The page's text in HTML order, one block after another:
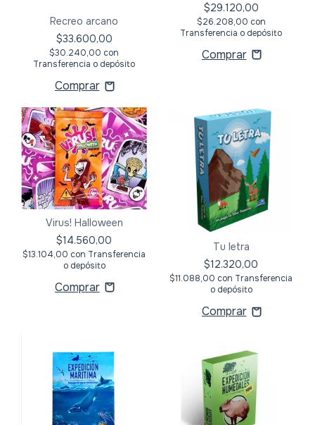
Recreo arcano
$33.600,00
$30.240,00 con
Transferencia o depósito
$29.120,00
$26.208,00 con
Transferencia o depósito
Virus! Halloween
$14.560,00
$13.104,00 con Transferencia
o depósito
Tu letra
$12.320,00
$11.088,00 con Transferencia
o depósito